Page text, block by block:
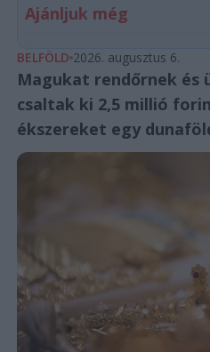
Ajánljuk még
BELFÖLD 2026. augusztus 6.
Magukat rendőrnek és
csaltak ki 2,5 millió
ékszereket egy